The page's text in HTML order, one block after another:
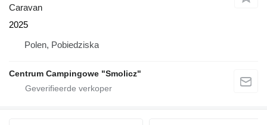
Caravan
2025
Polen, Pobiedziska
Centrum Campingowe "Smolicz"